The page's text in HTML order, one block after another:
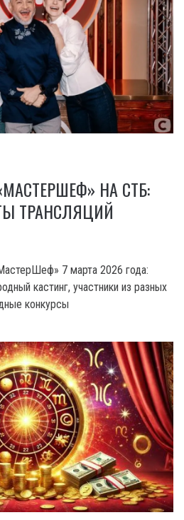
НА СТБ:
ТРАНСЛЯЦИЙ
7 марта 2026 года:
кастинг, участники из разных
конкурсы